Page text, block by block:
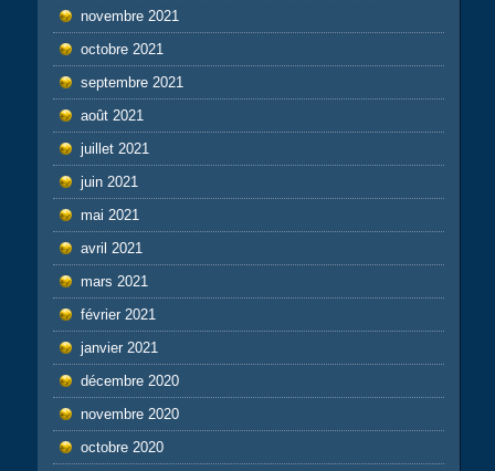
novembre 2021
octobre 2021
septembre 2021
août 2021
juillet 2021
juin 2021
mai 2021
avril 2021
mars 2021
février 2021
janvier 2021
décembre 2020
novembre 2020
octobre 2020